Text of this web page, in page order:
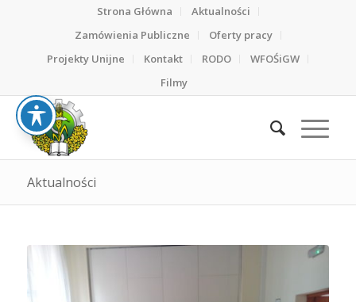
Strona Główna
Aktualności
Zamówienia Publiczne
Oferty pracy
Projekty Unijne
Kontakt RODO
WFOŚiGW
Filmy
Aktualności